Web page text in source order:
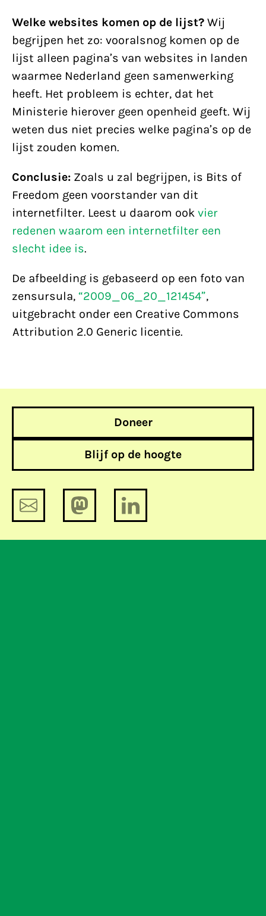
Welke websites komen op de lijst? Wij
begrijpen het zo: vooralsnog komen op de
lijst alleen pagina’s van websites in landen
waarmee Nederland geen samenwerking
heeft. Het probleem is echter, dat het
Ministerie hierover geen openheid geeft. Wij
weten dus niet precies welke pagina’s op de
lijst zouden komen.
Conclusie: Zoals u zal begrijpen, is Bits of
Freedom geen voorstander van dit
internetfilter. Leest u daarom ook vier
redenen waarom een internetfilter een
slecht idee is.
De afbeelding is gebaseerd op een foto van
zensursula, “2009_06_20_121454”,
uitgebracht onder een Creative Commons
Attribution 2.0 Generic licentie.
Doneer
Blijf op de hoogte